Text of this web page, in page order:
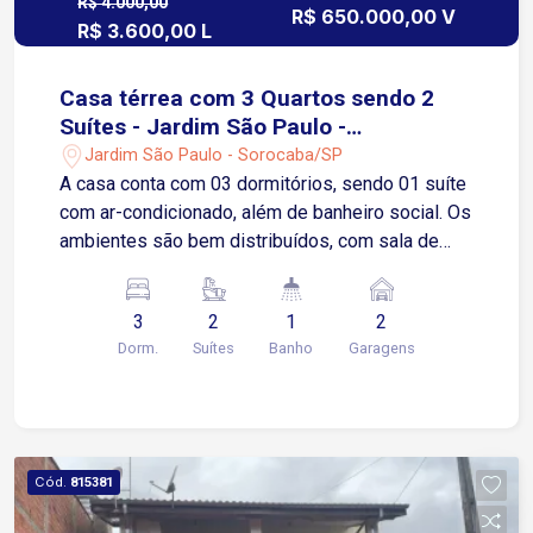
R$ 3.600,00 L
R$ 650.000,00 V
Casa térrea com 3 Quartos sendo 2
Suítes - Jardim São Paulo -
Sorocaba/SP
Jardim São Paulo - Sorocaba/SP
A casa conta com 03 dormitórios, sendo 01 suíte
com ar-condicionado, além de banheiro social. Os
ambientes são bem distribuídos, com sala de
praticidade no dia a dia. A área social também
oferece sala de estar e TV integradas, ideal para
momentos de convivência. O imóvel dispõe ainda
condicionado, perfeita para receber amigos e
familiares ou até mesmo como espaço
independente. Na parte externa, o imóvel oferece
3
Dorm.
2
Suítes
1
Banho
2
Garagens
Cód. 815381